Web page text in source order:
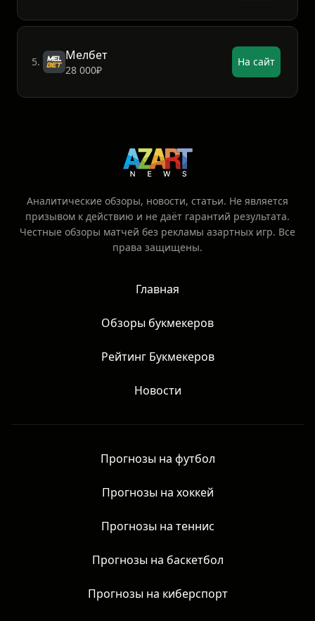
5. Мелбет
28 000₽
На сайт
Аналитические обзоры, новости, статьи. Не является
призывом к действию и не даёт гарантий результата.
Честные обзоры матчей без рекламы азартных игр. Все
права защищены.
Главная
Обзоры букмекеров
Рейтинг Букмекеров
Новости
Прогнозы на футбол
Прогнозы на хоккей
Прогнозы на теннис
Прогнозы на баскетбол
Прогнозы на киберспорт